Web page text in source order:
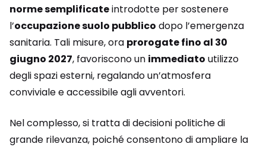
norme semplificateintrodotte per sostenere
l’occupazione suolo pubblico dopo l’emergenza
sanitaria. Tali misure, ora prorogate fino al 30
giugno 2027, favoriscono un immediato utilizzo
degli spazi esterni, regalando un’atmosfera
conviviale e accessibile agli avventori.
Nel complesso, si tratta di decisioni politiche di
grande rilevanza, poiché consentono di ampliare la